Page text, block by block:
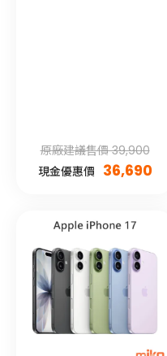
原廠建議售價 39,900
現金優惠價 36,690